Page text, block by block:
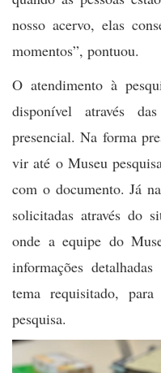
nosso acervo, elas
momentos”, pontuou.
O atendimento à
disponível através
presencial. Na forma
vir até o Museu
com o documento. Já
solicitadas através do
onde a equipe do
informações
tema requisitado,
pesquisa.